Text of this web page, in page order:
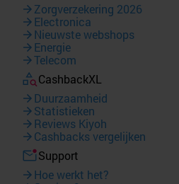
Zorgverzekering 2026
Electronica
Nieuwste webshops
Energie
Telecom
CashbackXL
Duurzaamheid
Statistieken
Reviews Kiyoh
Cashbacks vergelijken
Support
Hoe werkt het?